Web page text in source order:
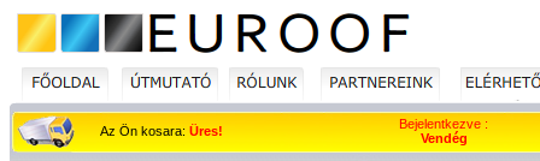
Az Ön kosara: Üres!
Bejelentkezve :
Vendég